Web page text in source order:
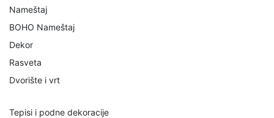
Nameštaj
BOHO Nameštaj
Dekor
Rasveta
Dvorište i vrt
Tepisi i podne dekoracije